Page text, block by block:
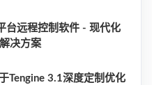
台远程控制软件 - 现代化
决方案
Tengine 3.1深度定制优化